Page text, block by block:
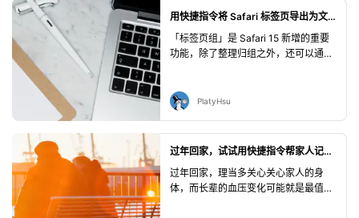
如何将上述步骤自动化，实现一键查看
用快捷指令将 Safari 标签页导出为文本链接
「标签页组」是 Safari 15 新增的重要
功能，除了整理归组之外，还可以通过
Safari 所能导出的只是富文本格式的链
接，但很多场景下都是无法粘贴、或者
捷指令来搭配使用，导出的链接变为更
方便处理的 Markdown 或纯文本格
式。
PlatyHsu
过年回家，试试用快捷指令帮家人记录血压
过年回家，理当多关心关心家人的身
体，而长辈的血压变化可能就是最值得